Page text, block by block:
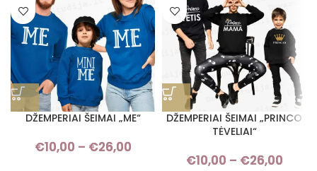
DŽEMPERIAI ŠEIMAI „ME“
€10,00 – €26,00
€26,00
DŽEMPERIAI ŠEIMAI „PRINCO
TĖVELIAI“
€10,00 – €26,00